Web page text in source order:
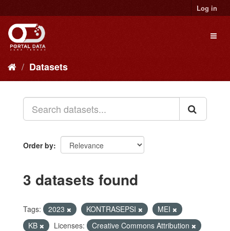
to
content
Log in
Datasets
Order by
3 datasets found
Tags: 2023 KONTRASEPSI
MEI
KB
Licenses:
Creative Commons Attribution